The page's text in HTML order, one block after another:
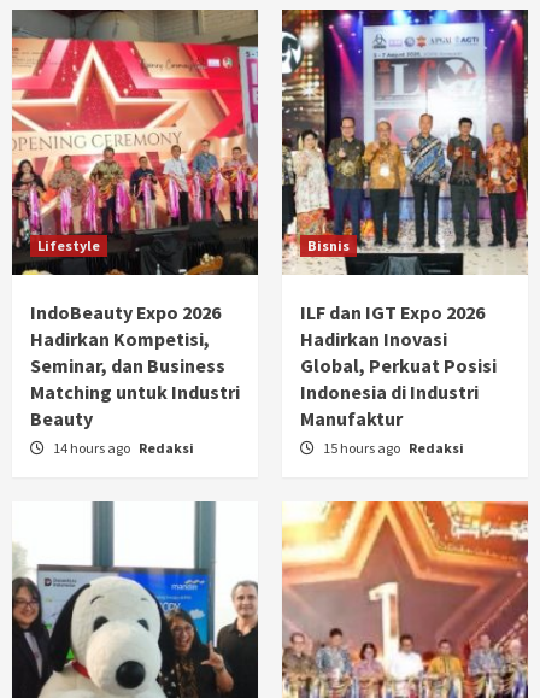
Lifestyle
IndoBeauty Expo 2026
Hadirkan Kompetisi,
Seminar, dan Business
Matching untuk Industri
Beauty
14 hours ago Redaksi
Bisnis
ILF dan IGT Expo 2026
Hadirkan Inovasi
Global, Perkuat Posisi
Indonesia di Industri
Manufaktur
15 hours ago Redaksi